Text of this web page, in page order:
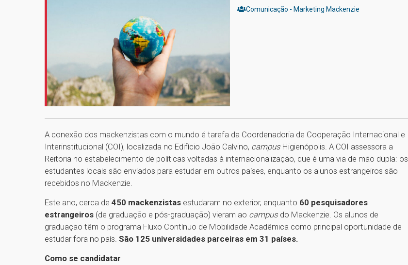
Comunicação - Marketing Mackenzie
A conexão dos mackenzistas com o mundo é tarefa da Coordenadoria de Cooperação Internacional e
Interinstitucional (COI), localizada no Edifício João Calvino, campus Higienópolis. A COI assessora a
Reitoria no estabelecimento de políticas voltadas à internacionalização, que é uma via de mão dupla: os
estudantes locais são enviados para estudar em outros países, enquanto os alunos estrangeiros são
recebidos no Mackenzie.
Este ano, cerca de 450 mackenzistas estudaram no exterior, enquanto 60 pesquisadores
estrangeiros (de graduação e pós-graduação) vieram ao campus do Mackenzie. Os alunos de
graduação têm o programa Fluxo Contínuo de Mobilidade Acadêmica como principal oportunidade de
estudar fora no país. São 125 universidades parceiras em 31 países.
Como se candidatar